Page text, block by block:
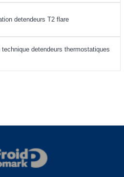
detendeurs T2 flare
technique detendeurs thermostatiques